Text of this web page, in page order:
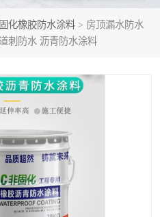
化橡胶防水涂料 > 房顶漏水防水
刺防水 沥青防水涂料